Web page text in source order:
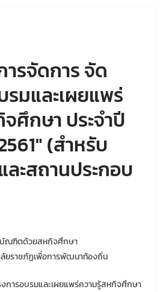
รจัดการ จัด
รมและเผยแพร่
ศึกษา ประจำปี
(สำหรับ
ะสถานประกอบ
ณฑิตด้วยสหกิจศึกษา
ยราชภัฏเพื่อการพัฒนาท้องถิ่น
งการอบรมและเผยแพร่ความรู้สหกิจศึกษา